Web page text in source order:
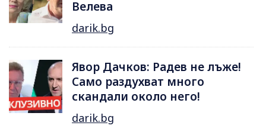
Велева
darik.bg
Явор Дачков: Радев не лъже!
Само раздухват много
скандали около него!
darik.bg